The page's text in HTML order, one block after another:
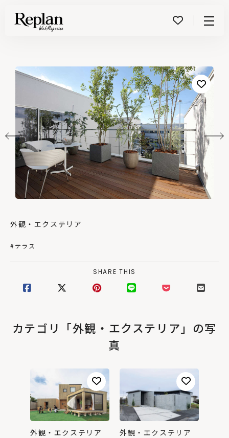
外観・エクステリア
#テラス
SHARE THIS
カテゴリ「外観・エクステリア」の写
真
外観・エクステリア 外観・エクステリア